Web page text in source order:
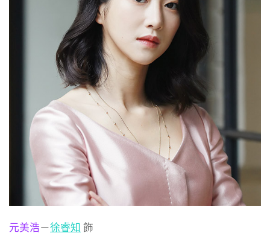
元美浩－徐睿知 飾